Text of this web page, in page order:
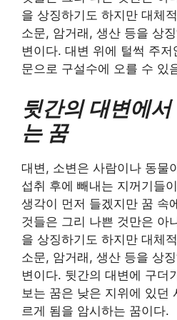
을 상징하기도 하지만 대체
소문, 암거래, 생산 등을 상
변이다. 대변 위에 털썩 주
문으로 구설수에 오를 수 있
뒷간의 대변에
는 꿈
대변, 소변은 사람이나 동물
섭취 후에 빼내는 지꺼기들
생각이 먼저 들겠지만 꿈 속
것들은 그리 나쁜 것만은 아
을 상징하기도 하지만 대체
소문, 암거래, 생산 등을 상
변이다. 뒷간의 대변에 구더
보는 꿈은 낮은 지위에 있던
르게 됨을 암시하는 꿈이다.